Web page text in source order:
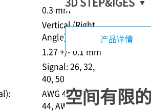
0.3 mm
Vertical (Right
Angle)
1.27 +/- 0.1 mm
Signal: 26, 32,
40, 50
AWG 42 AWG
44 AWG 46
产品详情
空间有限